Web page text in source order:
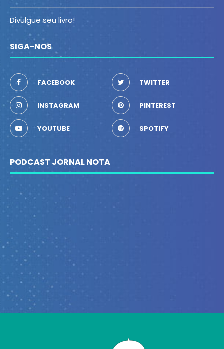
Divulgue seu livro!
SIGA-NOS
FACEBOOK TWITTER
INSTAGRAM PINTEREST
YOUTUBE SPOTIFY
PODCAST JORNAL NOTA